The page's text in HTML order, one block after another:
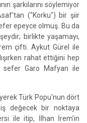
şarkılarını söylemiyor
("Korku") bir şiir
epeyce olmuş. Bu da
birlikte yaşamayı,
çifti. Aykut Gürel ile
rahat ettiğini hep
sefer Garo Mafyan ile
Türk Popu'nun dört
değecek bir noktaya
ile itip, İlhan İrem'in